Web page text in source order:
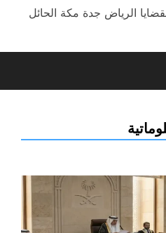
الرياض جدة مكة الحائل